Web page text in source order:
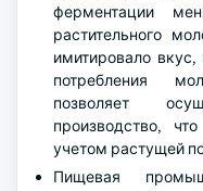
ферментации
растительного
имитировало
потребления
позволяет
производство,
учетом растущей
Пищевая